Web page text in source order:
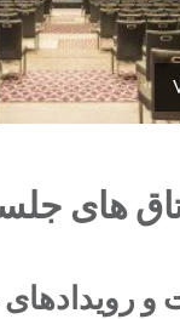
های
رویدادهای